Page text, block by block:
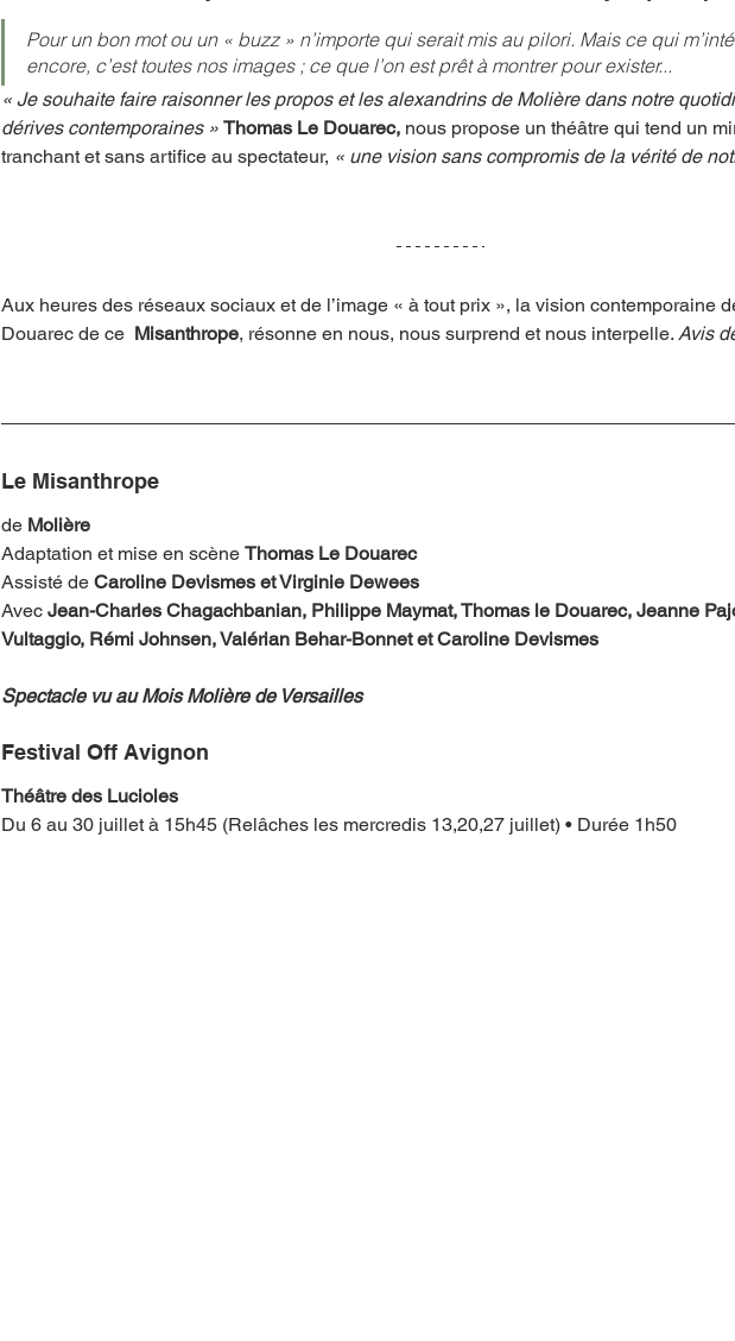
Pour un bon mot ou un « buzz » n’importe qui serait mis au pilori. Mais ce qui
encore, c’est toutes nos images ; ce que l’on est prêt à montrer pour exister...
« Je souhaite faire raisonner les propos et les alexandrins de Molière dans notre
dérives contemporaines » Thomas Le Douarec, nous propose un théâtre qui tend un
tranchant et sans artifice au spectateur, « une vision sans compromis de la vérité de
Aux heures des réseaux sociaux et de l’image « à tout prix », la vision contemporaine
Douarec de ce Misanthrope, résonne en nous, nous surprend et nous interpelle. Avis
Le Misanthrope
de Molière
Adaptation et mise en scène Thomas Le Douarec
Assisté de Caroline Devismes et Virginie Dewees
Avec Jean-Charles Chagachbanian, Philippe Maymat, Thomas le Douarec, Jeanne
Vultaggio, Rémi Johnsen, Valérian Behar-Bonnet et Caroline Devismes
Spectacle vu au Mois Molière de Versailles
Festival Off Avignon
Théâtre des Lucioles
Du 6 au 30 juillet à 15h45 (Relâches les mercredis 13,20,27 juillet) • Durée 1h50